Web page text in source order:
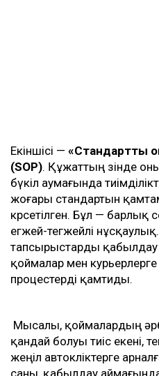
Екіншісі — «Стандартты
(SOP). Құжаттың өзінде
бүкіл аумағында
жоғары стандартын
көрсетілген. Бұл — барлық
егжей-тегжейлі
тапсырыстарды қабылдау
қоймалар мен курьерлерге
процестерді қамтиды.
Мысалы, қоймалардың
қандай болуы тиіс екені,
жеңіл автокөліктерге
саны, қабылдау